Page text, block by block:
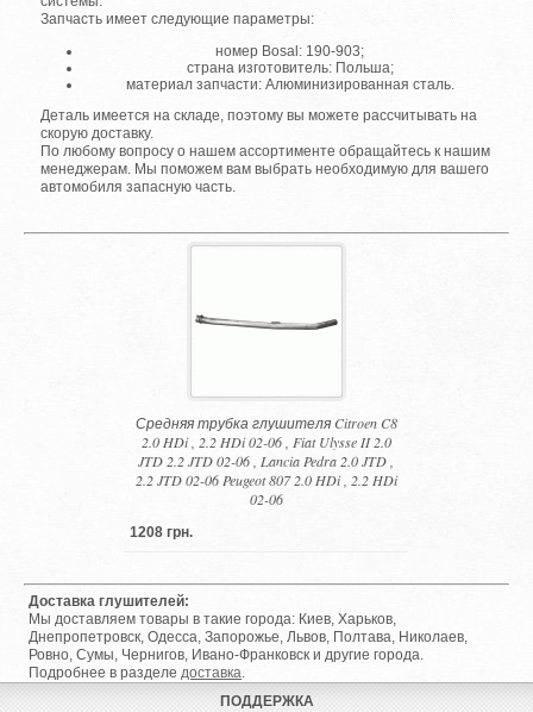
Запчасть имеет следующие параметры:
номер Bosal: 190-903;
страна изготовитель: Польша;
материал запчасти: Алюминизированная сталь.
Деталь имеется на складе, поэтому вы можете рассчитывать на
скорую доставку.
По любому вопросу о нашем ассортименте обращайтесь к нашим
менеджерам. Мы поможем вам выбрать необходимую для вашего
автомобиля запасную часть.
Средняя трубка глушителя Citroen C8
2.0 HDi , 2.2 HDi 02-06 , Fiat Ulysse II 2.0
JTD 2.2 JTD 02-06 , Lancia Pedra 2.0 JTD ,
2.2 JTD 02-06 Peugeot 807 2.0 HDi , 2.2 HDi
02-06
1208 грн.
Доставка глушителей:
Мы доставляем товары в такие города: Киев, Харьков,
Днепропетровск, Одесса, Запорожье, Львов, Полтава, Николаев,
Ровно, Сумы, Чернигов, Ивано-Франковск и другие города.
Подробнее в разделедоставка.
ПОДДЕРЖКА